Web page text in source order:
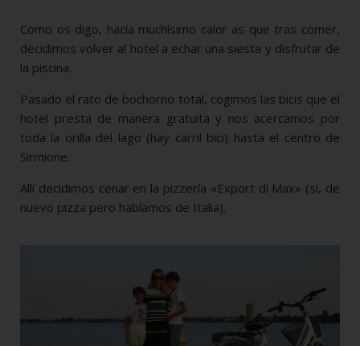
Como os digo, hacía muchísimo calor as que tras comer,
decidimos volver al hotel a echar una siesta y disfrutar de
la piscina.
Pasado el rato de bochorno total, cogimos las bicis que el
hotel presta de manera gratuita y nos acercamos por
toda la orilla del lago (hay carril bici) hasta el centro de
Sirmione.
Allí decidimos cenar en la pizzería «Export di Max» (sí, de
nuevo pizza pero habíamos de Italia).